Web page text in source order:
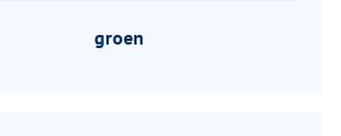
groen